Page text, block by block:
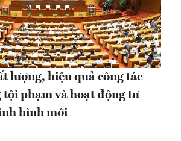
lượng, hiệu quả công tác
tội phạm và hoạt động tư
hình mới